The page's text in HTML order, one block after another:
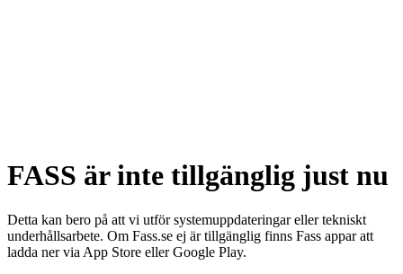
FASS är inte tillgänglig just nu
Detta kan bero på att vi utför systemuppdateringar eller tekniskt
underhållsarbete. Om Fass.se ej är tillgänglig finns Fass appar att
ladda ner via App Store eller Google Play.